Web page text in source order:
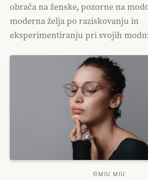
obrača na ženske, pozorne na
moderna želja po raziskovanju in
eksperimentiranju pri svojih
©MIU MIU